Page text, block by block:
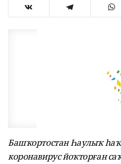
Башҡортостан Һаулыҡ
коронавирус йоҡторған